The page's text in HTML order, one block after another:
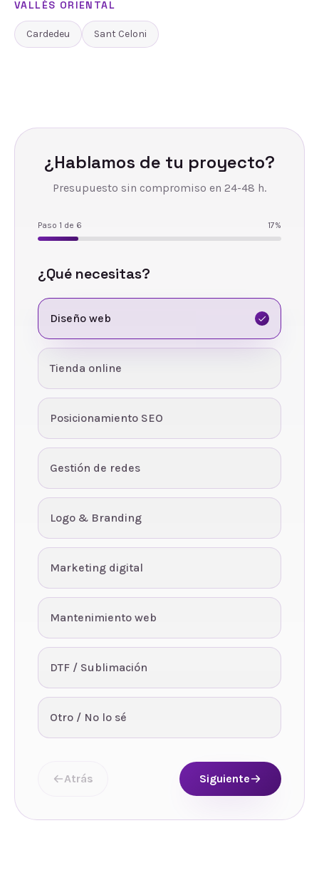
VALLÈS ORIENTAL
Cardedeu Sant Celoni
¿Hablamos de tu proyecto?
Presupuesto sin compromiso en 24-48 h.
Paso 1 de 6 17%
¿Qué necesitas?
Diseño web
Tienda online
Posicionamiento SEO
Gestión de redes
Logo & Branding
Marketing digital
Mantenimiento web
DTF / Sublimación
Otro / No lo sé
Atrás Siguiente